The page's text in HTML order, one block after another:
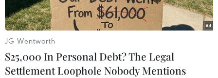
JG Wentworth
$25,000 In Personal Debt? The Legal
Settlement Loophole Nobody Mentions